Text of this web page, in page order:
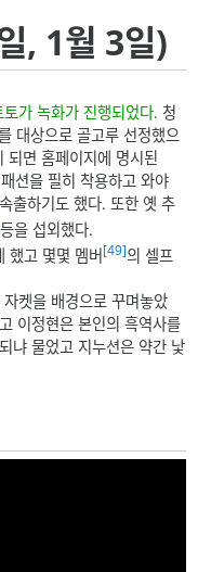
, 1월 3일)
토가 녹화가 진행되었다. 청
대상으로 골고루 선정했으
되면 홈페이지에 명시된
션을 필히 착용하고 와야
출하기도 했다. 또한 옛 추
등을 섭외했다.
했고 몇몇 멤버[49]의 셀프
켓을 배경으로 꾸며놓았
이정현은 본인의 흑역사를
냐 물었고 지누션은 약간 낯